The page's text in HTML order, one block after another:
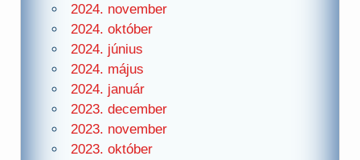
2024. november
2024. október
2024. június
2024. május
2024. január
2023. december
2023. november
2023. október